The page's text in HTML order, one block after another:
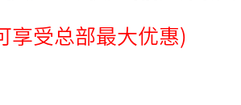
享受总部最大优惠)